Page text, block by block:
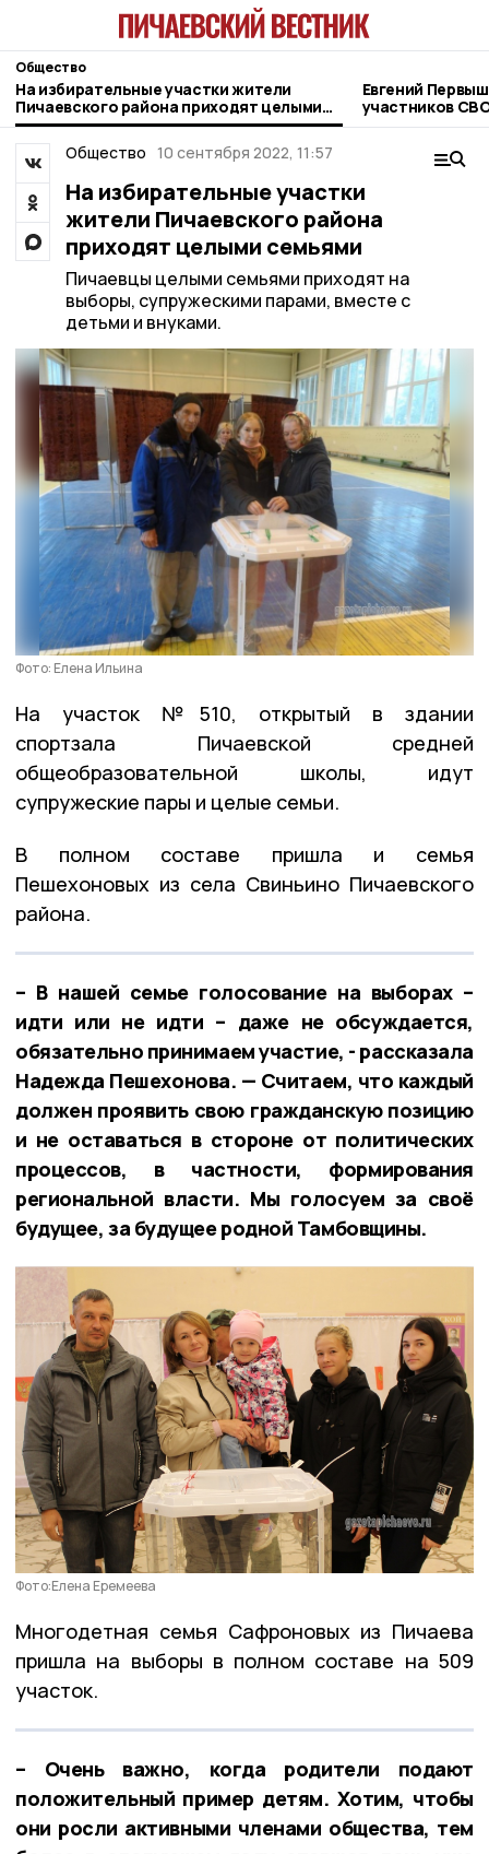
Общество
На избирательные участки жители
Пичаевского района приходят целыми
семьями
Евгений
участников
фонда
Общество 10 сентября 2022, 11:57
На избирательные участки
жители Пичаевского района
приходят целыми семьями
Пичаевцы целыми семьями приходят на
выборы, супружескими парами, вместе с
детьми и внуками.
Фото: Елена Ильина
На участок №510, открытый в здании
спортзала Пичаевской средней
общеобразовательной школы, идут
супружеские пары и целые семьи.
В полном составе пришла и семья
Пешехоновых из села Свиньино Пичаевского
района.
– В нашей семье голосование на выборах –
идти или не идти – даже не обсуждается,
обязательно принимаем участие, - рассказала
Надежда Пешехонова. — Считаем, что каждый
должен проявить свою гражданскую позицию
и не оставаться в стороне от политических
процессов, в частности, формирования
региональной власти. Мы голосуем за своё
будущее, за будущее родной Тамбовщины.
Фото:Елена Еремеева
Многодетная семья Сафроновых из Пичаева
пришла на выборы в полном составе на 509
участок.
– Очень важно, когда родители подают
положительный пример детям. Хотим, чтобы
они росли активными членами общества, тем